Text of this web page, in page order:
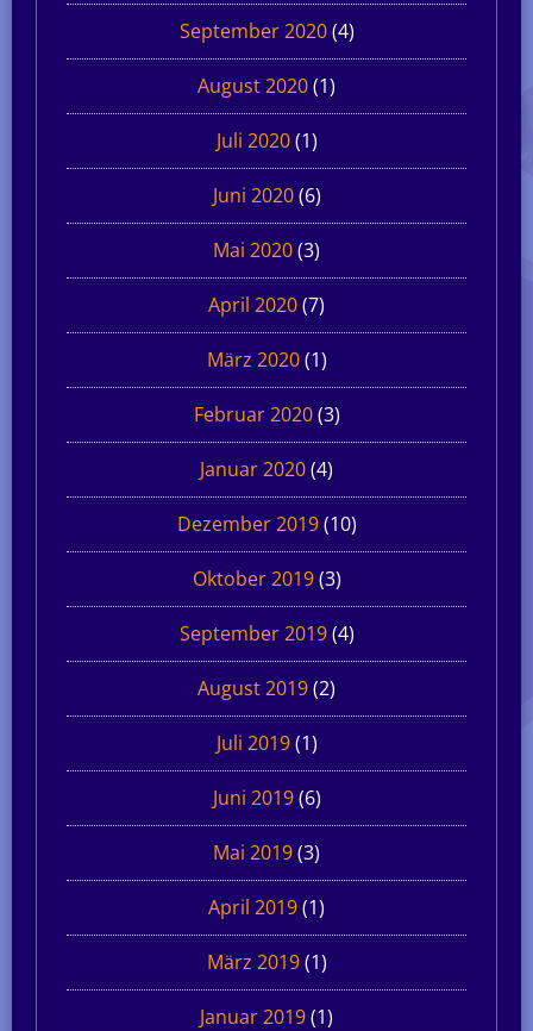
September 2020(4)
August 2020(1)
Juli 2020(1)
Juni 2020(6)
Mai 2020(3)
April 2020(7)
März 2020(1)
Februar 2020(3)
Januar 2020(4)
Dezember 2019(10)
Oktober 2019(3)
September 2019(4)
August 2019(2)
Juli 2019(1)
Juni 2019(6)
Mai 2019(3)
April 2019(1)
März 2019(1)
Januar 2019(1)